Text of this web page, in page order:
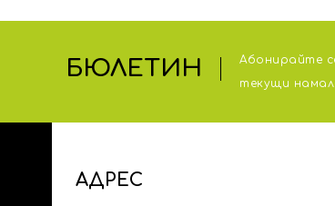
БЮЛЕТИН
Абонирайте
тeкущи
АДРЕС